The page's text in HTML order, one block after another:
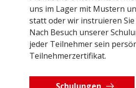
uns im Lager mit Mustern
statt oder wir instruieren
Nach Besuch unserer
jeder Teilnehmer sein
Teilnehmerzertifikat.